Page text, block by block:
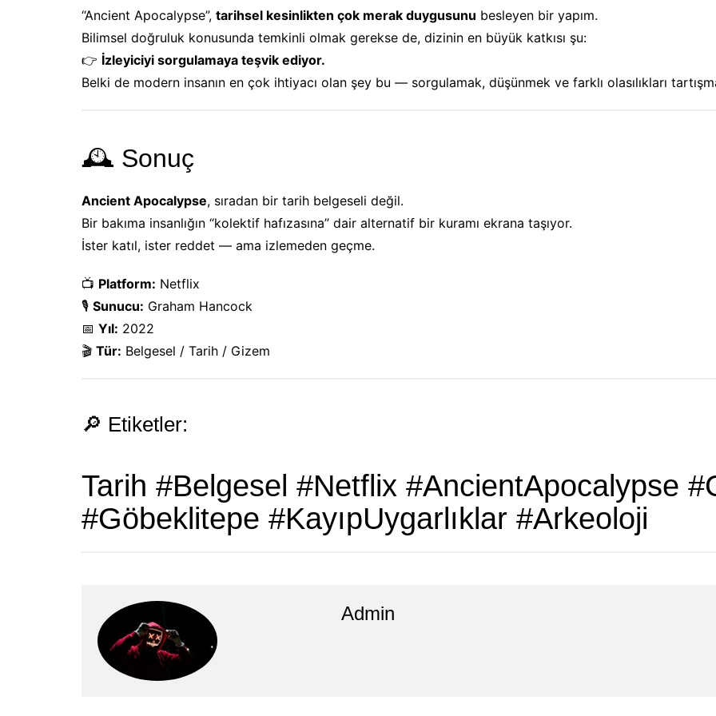
“Ancient Apocalypse”, tarihsel kesinlikten çok merak duygusunu besleyen bir yapım.
Bilimsel doğruluk konusunda temkinli olmak gerekse de, dizinin en büyük katkısı şu:
👉 İzleyiciyi sorgulamaya teşvik ediyor.
Belki de modern insanın en çok ihtiyacı olan şey bu — sorgulamak, düşünmek ve farklı olasılıkları
🕰️ Sonuç
Ancient Apocalypse, sıradan bir tarih belgeseli değil.
Bir bakıma insanlığın “kolektif hafızasına” dair alternatif bir kuramı ekrana taşıyor.
İster katıl, ister reddet — ama izlemeden geçme.
📺 Platform: Netflix
🎙️ Sunucu: Graham Hancock
📅 Yıl: 2022
🎬 Tür: Belgesel / Tarih / Gizem
🔎 Etiketler:
Tarih #Belgesel #Netflix #AncientApocalypse
#Göbeklitepe #KayıpUygarlıklar #Arkeoloji
Admin